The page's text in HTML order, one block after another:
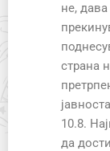
не,
страна
10.8.
да